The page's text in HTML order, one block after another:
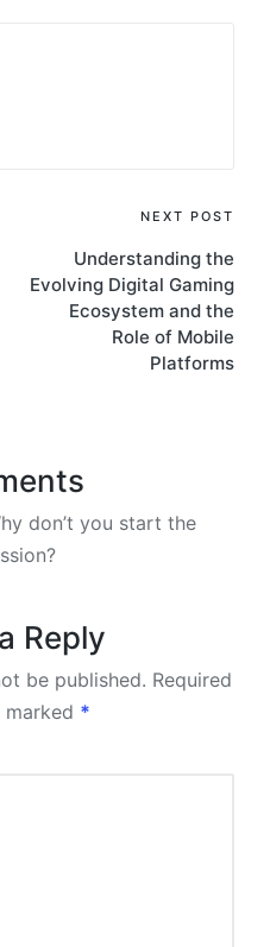
NEXT POST
Understanding the
Evolving Digital Gaming
Ecosystem and the
Role of Mobile
Platforms
don’t you start the
Reply
be published. Required
*